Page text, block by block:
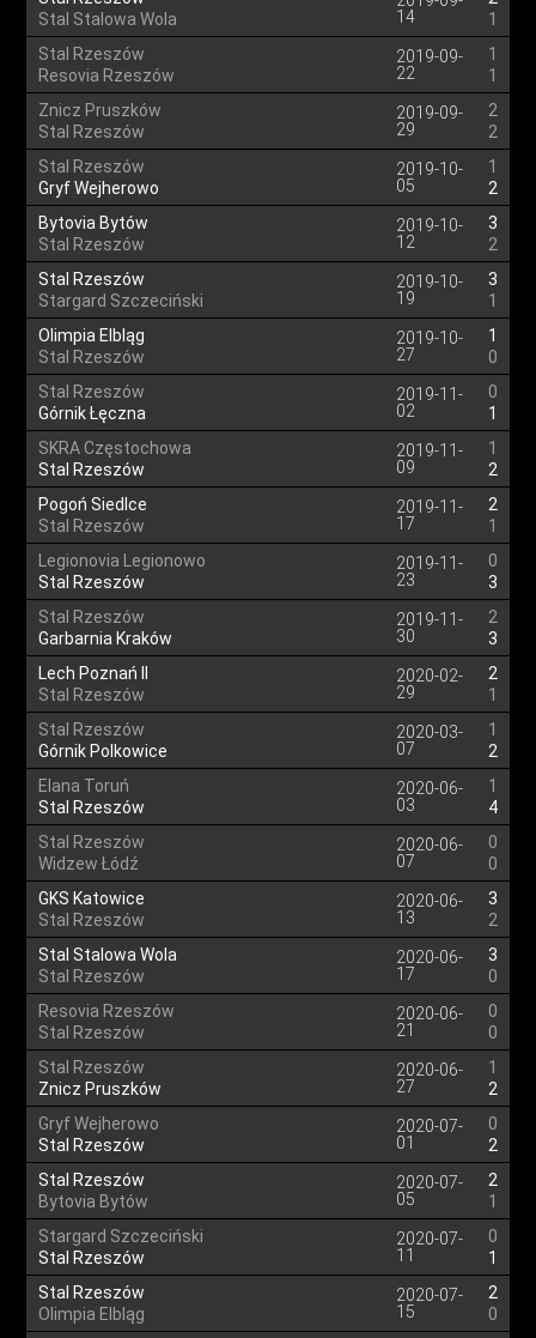
Stal Stalowa Wola
14
1
Stal Rzeszów
Resovia Rzeszów
2019-09-
22
1
1
Znicz Pruszków
Stal Rzeszów
2019-09-
29
2
2
Stal Rzeszów
Gryf Wejherowo
2019-10-
05
1
2
Bytovia Bytów
Stal Rzeszów
2019-10-
12
3
2
Stal Rzeszów
Stargard Szczeciński
2019-10-
19
3
1
Olimpia Elbląg
Stal Rzeszów
2019-10-
27
1
0
Stal Rzeszów
Górnik Łęczna
2019-11-
02
0
1
SKRA Częstochowa
Stal Rzeszów
2019-11-
09
1
2
Pogoń Siedlce
Stal Rzeszów
2019-11-
17
2
1
Legionovia Legionowo
Stal Rzeszów
2019-11-
23
0
3
Stal Rzeszów
Garbarnia Kraków
2019-11-
30
2
3
Lech Poznań II
Stal Rzeszów
2020-02-
29
2
1
Stal Rzeszów
Górnik Polkowice
2020-03-
07
1
2
Elana Toruń
Stal Rzeszów
2020-06-
03
1
4
Stal Rzeszów
Widzew Łódź
2020-06-
07
0
0
GKS Katowice
Stal Rzeszów
2020-06-
13
3
2
Stal Stalowa Wola
Stal Rzeszów
2020-06-
17
3
0
Resovia Rzeszów
Stal Rzeszów
2020-06-
21
0
0
Stal Rzeszów
Znicz Pruszków
2020-06-
27
1
2
Gryf Wejherowo
Stal Rzeszów
2020-07-
01
0
2
Stal Rzeszów
Bytovia Bytów
2020-07-
05
2
1
Stargard Szczeciński
Stal Rzeszów
2020-07-
11
0
1
Stal Rzeszów
Olimpia Elbląg
2020-07-
15
2
0